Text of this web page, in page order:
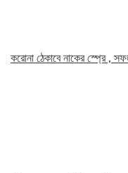
করোনা ঠেকাবে নাকের স্প্রে ,